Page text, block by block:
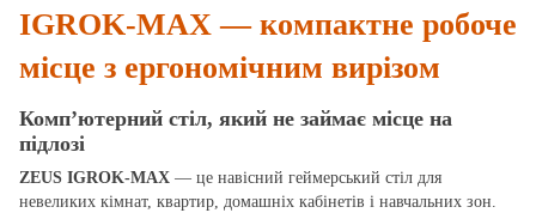
IGROK-MAX — компактне робоче
місце з ергономічним вирізом
Комп’ютерний стіл, який не займає місце на
підлозі
ZEUS IGROK-MAX — це навісний геймерський стіл для
невеликих кімнат, квартир, домашніх кабінетів і навчальних зон.